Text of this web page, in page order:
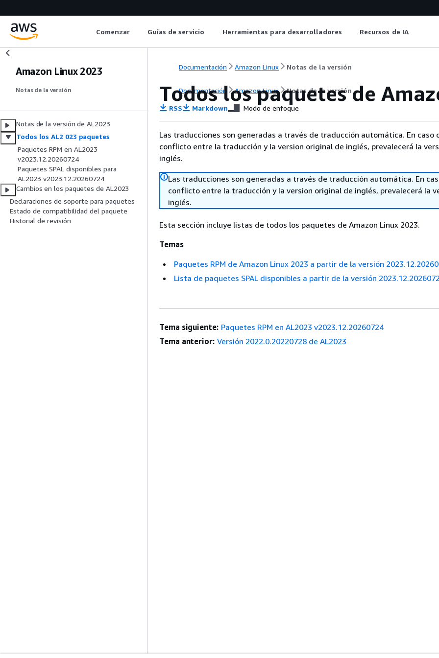
Comenzar Guías de servicio Herramientas para desarrolladores Recursos de IA
Amazon Linux 2023
Notas de la versión
Notas de la versión de AL2023
Todos los AL2 023 paquetes
Paquetes RPM en AL2023
v2023.12.20260724
Paquetes SPAL disponibles para
AL2023 v2023.12.20260724
Cambios en los paquetes de AL2023
Declaraciones de soporte para paquetes
Estado de compatibilidad del paquete
Historial de revisión
Documentación Amazon Linux Notas de la versión
Documentación Amazon Linux Notas de la versión
Todos los paquetes de
RSS Markdown Modo de enfoque
Las traducciones son generadas a través de traducción automática. En caso
conflicto entre la traducción y la version original de inglés, prevalecerá la
inglés.
Las traducciones son generadas a través de traducción automática. En
conflicto entre la traducción y la version original de inglés, prevalecerá la
inglés.
Esta sección incluye listas de todos los paquetes de Amazon Linux 2023.
Temas
Paquetes RPM de Amazon Linux 2023 a partir de la versión
Lista de paquetes SPAL disponibles a partir de la versión
Tema siguiente: Paquetes RPM en AL2023 v2023.12.20260724
Tema anterior: Versión 2022.0.20220728 de AL2023